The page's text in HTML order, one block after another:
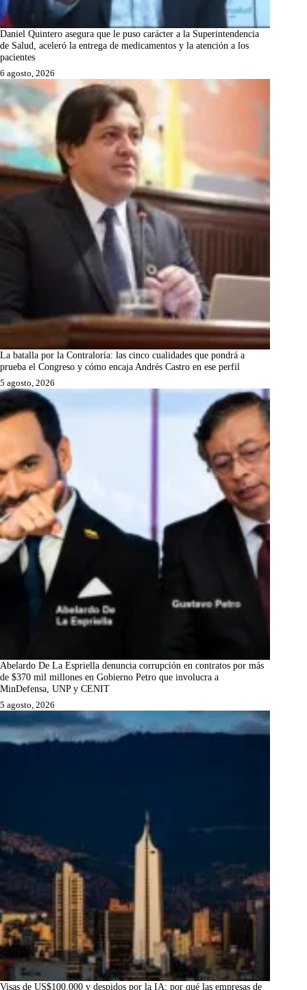
Daniel Quintero asegura que le puso carácter a la Superintendencia
de Salud, aceleró la entrega de medicamentos y la atención a los
pacientes
6 agosto, 2026
La batalla por la Contraloría: las cinco cualidades que pondrá a
prueba el Congreso y cómo encaja Andrés Castro en ese perfil
5 agosto, 2026
Abelardo De La Espriella denuncia corrupción en contratos por más
de $370 mil millones en Gobierno Petro que involucra a
MinDefensa, UNP y CENIT
5 agosto, 2026
Visas de US$100.000 y despidos por la IA: por qué las empresas de